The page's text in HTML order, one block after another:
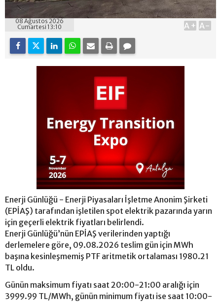
08 Ağustos 2026
Cumartesi 13:10
A+ A-
Enerji Günlüğü - Enerji Piyasaları İşletme Anonim Şirketi
(EPİAŞ) tarafından işletilen spot elektrik pazarında yarın
için geçerli elektrik fiyatları belirlendi.
Enerji Günlüğü’nün EPİAŞ verilerinden yaptığı
derlemelere göre, 09.08.2026 teslim gün için MWh
başına kesinleşmemiş PTF aritmetik ortalaması 1980.21
TL oldu.
Günün maksimum fiyatı saat 20:00-21:00 aralığı için
3999.99 TL/MWh, günün minimum fiyatı ise saat 10:00-